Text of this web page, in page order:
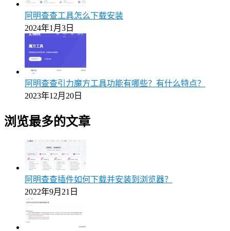
阿明查查工具怎么下载安装
2024年1月3日
阿明查查引力魔方工具功能有哪些？有什么特点？
2023年12月20日
浏览最多的文章
阿明查查插件如何下载并安装到浏览器？
2022年9月21日